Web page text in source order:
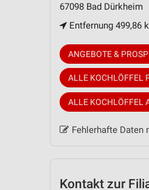
67098 Bad Dürkheim
Entfernung 499,86
ANGEBOTE &
ALLE KOCHLÖFFEL
ALLE KOCHLÖFFEL
Fehlerhafte Daten
Kontakt zur